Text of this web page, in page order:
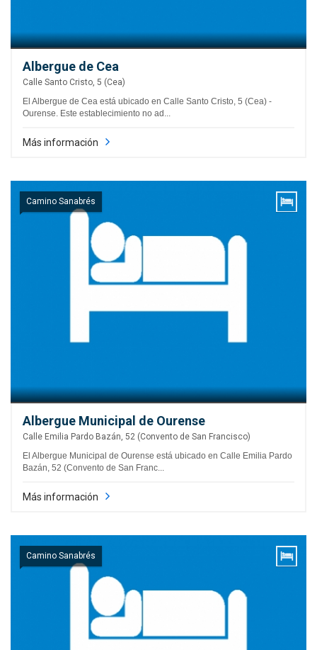
Albergue de Cea
Calle Santo Cristo, 5 (Cea)
El Albergue de Cea está ubicado en Calle Santo Cristo, 5 (Cea) -
Ourense. Este establecimiento no ad...
Más información
Camino Sanabrés
Albergue Municipal de Ourense
Calle Emilia Pardo Bazán, 52 (Convento de San Francisco)
El Albergue Municipal de Ourense está ubicado en Calle Emilia Pardo
Bazán, 52 (Convento de San Franc...
Más información
Camino Sanabrés